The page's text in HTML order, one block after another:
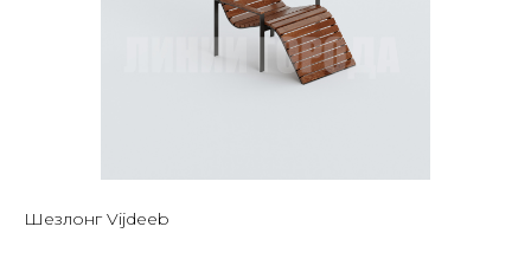
Шезлонг Vijdeeb